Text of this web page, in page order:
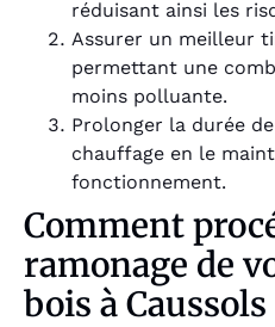
réduisant ainsi les
Assurer un meilleur
permettant une
moins polluante.
Prolonger la durée
chauffage en le
fonctionnement.
Comment
ramonage de
bois à Caussols